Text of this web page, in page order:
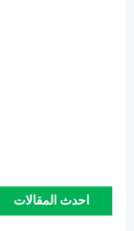
احدث المقالات